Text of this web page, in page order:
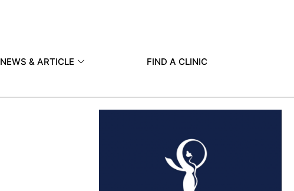
NEWS & ARTICLE FIND A CLINIC